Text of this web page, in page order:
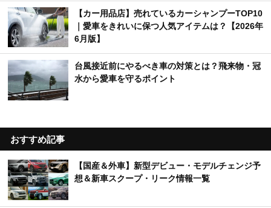
【カー用品店】売れているカーシャンプーTOP10
｜愛車をきれいに保つ人気アイテムは？【2026年
6月版】
台風接近前にやるべき車の対策とは？飛来物・冠
水から愛車を守るポイント
おすすめ記事
【国産＆外車】新型デビュー・モデルチェンジ予
想＆新車スクープ・リーク情報一覧